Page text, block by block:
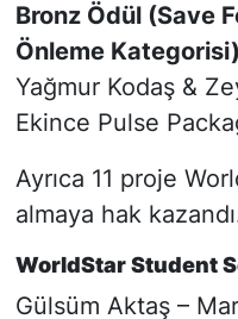
Bronz Ödül (Save
Önleme Kategorisi)
Yağmur Kodaş &
Ekince Pulse
Ayrıca 11 proje
almaya hak
WorldStar Student
Gülsüm Aktaş –